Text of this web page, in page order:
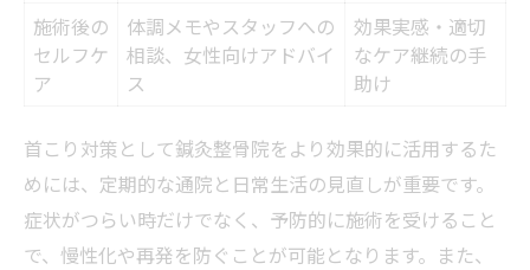
施術後の
セルフケ
ア
体調メモやスタッフへの
相談、女性向けアドバイ
ス
効果実感・適切
なケア継続の手
助け
首こり対策として鍼灸整骨院をより効果的に活用するた
めには、定期的な通院と日常生活の見直しが重要です。
症状がつらい時だけでなく、予防的に施術を受けること
で、慢性化や再発を防ぐことが可能となります。また、